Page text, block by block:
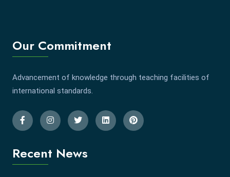
Our Commitment
Advancement of knowledge through teaching facilities of
international standards.
Recent News